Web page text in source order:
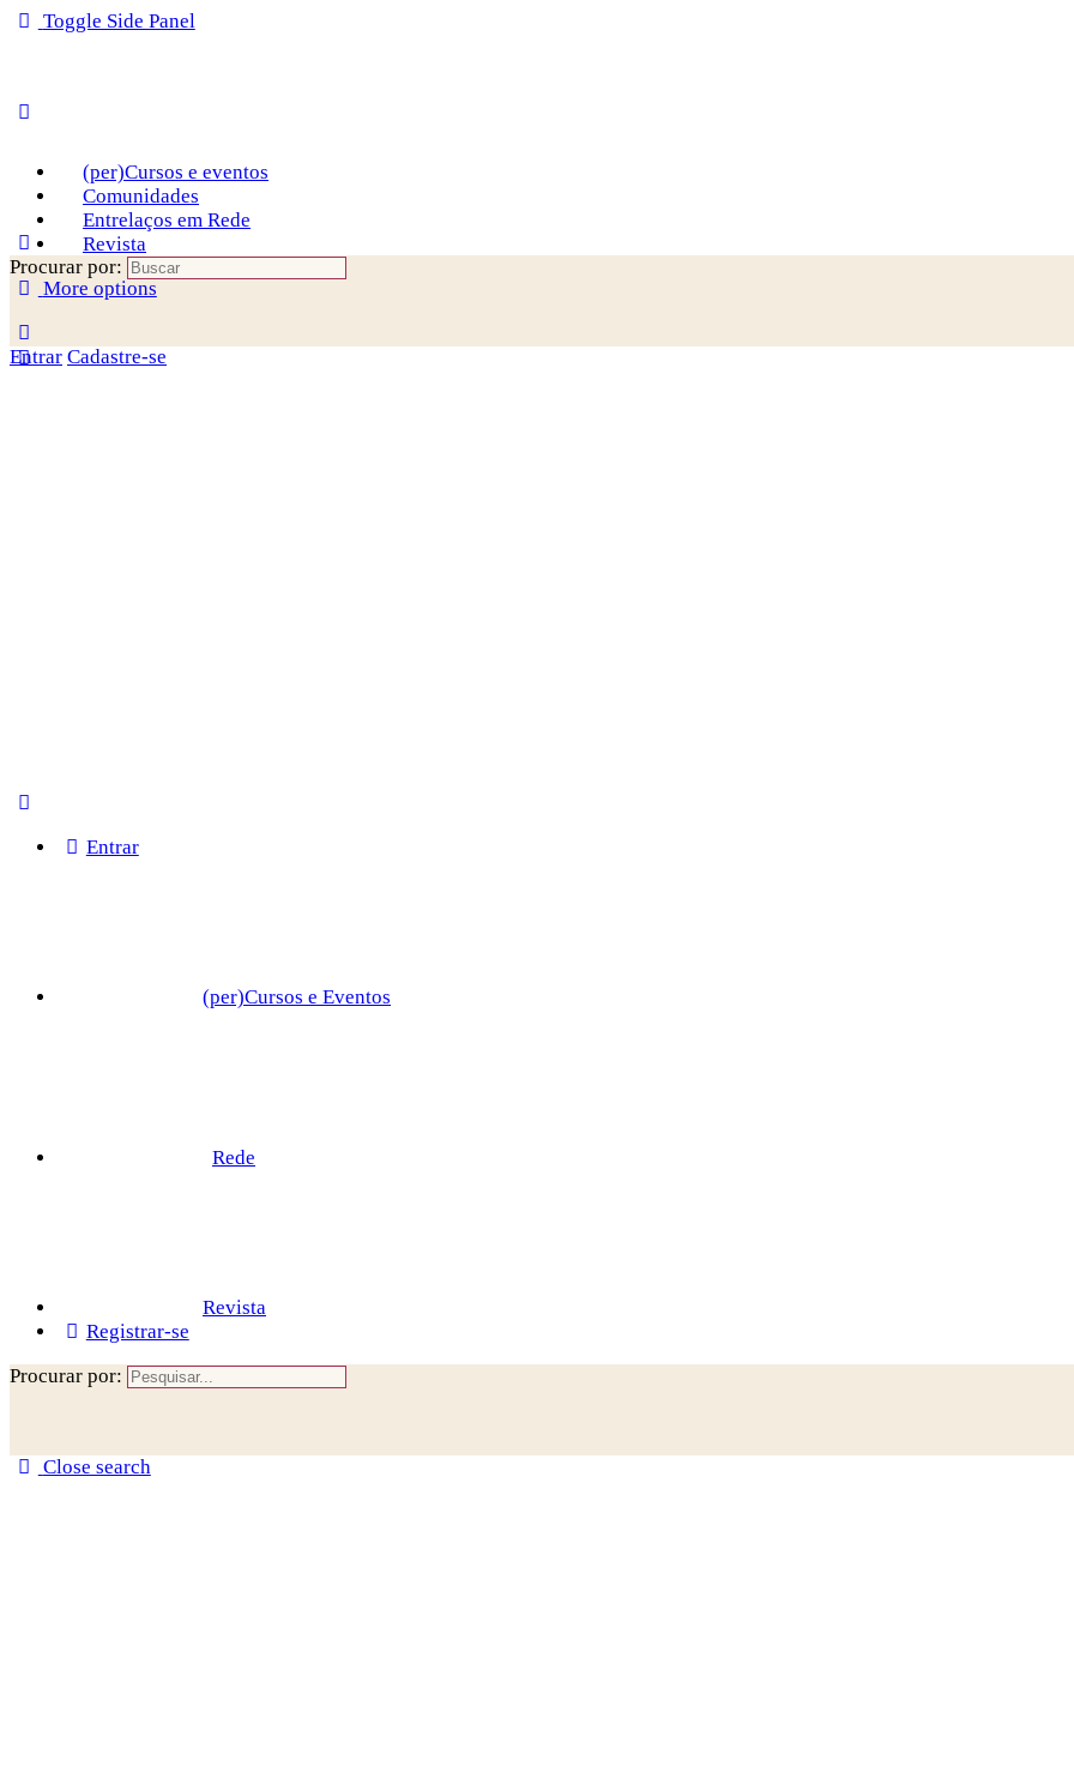
Toggle Side Panel
(per)Cursos e eventos
Comunidades
Entrelaços em Rede
Revista
More options
Entrar Cadastre-se
Procurar por:
Entrar
(per)Cursos e Eventos
Rede
Revista
Registrar-se
Procurar por:
Close search